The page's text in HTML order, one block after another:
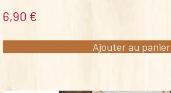
6,90 €
Ajouter au panier